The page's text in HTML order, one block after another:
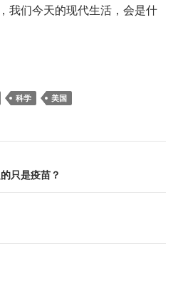
我们今天的现代生活，会是什
科学 美国
只是疫苗？